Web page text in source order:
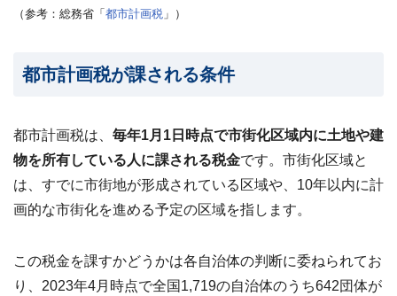
※
こ
い
は
行
い
ま
せ
ん
時
間
（参考：総務省「 都市計画税 」）
都市計画税が課される条件
都市計画税は、 毎年1月1日時点で市街化区域内に土地や建
物を所有している人に課される税金です。市街化区域と
は、すでに市街地が形成されている区域や、10年以内に計
画的な市街化を進める予定の区域を指します。
この税金を課すかどうかは各自治体の判断に委ねられてお
り、2023年4月時点で全国1,719の自治体のうち642団体が